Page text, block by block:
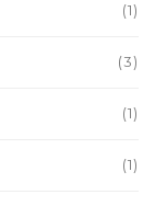
(1)
(3)
(1)
(1)